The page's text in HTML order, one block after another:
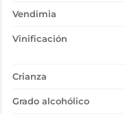
Vendimia
Vinificación
Crianza
Grado alcohólico